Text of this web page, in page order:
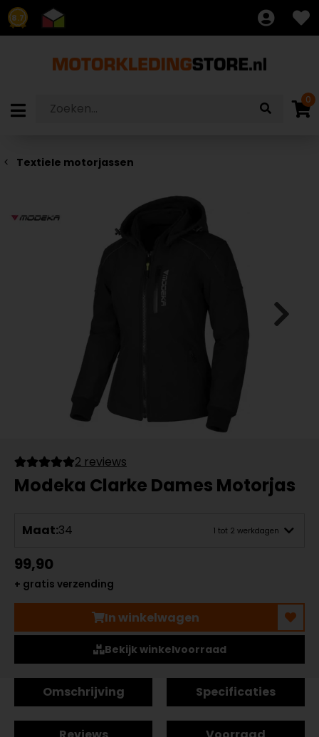
8.7
0
Textiele motorjassen
2 reviews
Modeka Clarke Dames Motorjas
Maat:34 1 tot 2 werkdagen
99,90
+ gratis verzending
In winkelwagen
Bekijk winkelvoorraad
Omschrijving Specificaties